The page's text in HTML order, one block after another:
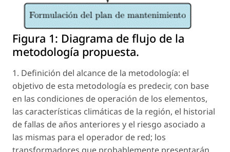
Figura 1: Diagrama de flujo de la
metodología propuesta.
1. Definición del alcance de la metodología: el
objetivo de esta metodología es predecir, con base
en las condiciones de operación de los elementos,
las características climáticas de la región, el historial
de fallas de años anteriores y el riesgo asociado a
las mismas para el operador de red; los